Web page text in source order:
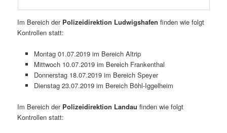
Im Bereich der Polizeidirektion Ludwigshafen finden wie folgt
Kontrollen statt:
Montag 01.07.2019 im Bereich Altrip
Mittwoch 10.07.2019 im Bereich Frankenthal
Donnerstag 18.07.2019 im Bereich Speyer
Dienstag 23.07.2019 im Bereich Böhl-Iggelheim
Im Bereich der Polizeidirektion Landau finden wie folgt
Kontrollen statt: